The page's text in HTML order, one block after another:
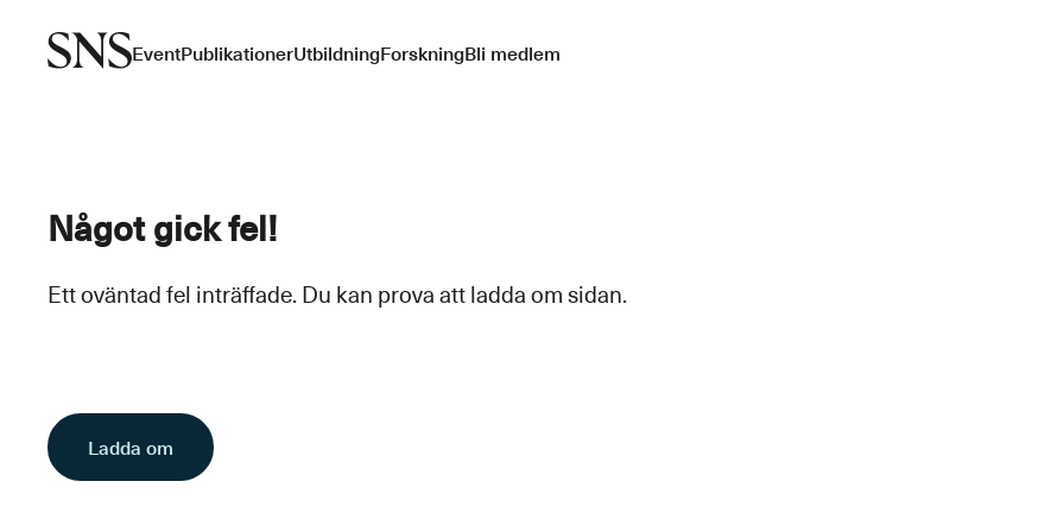
EventPublikationerUtbildningForskningBli medlem
Något gick fel!
Ett oväntad fel inträffade. Du kan prova att ladda om sidan.
Ladda om